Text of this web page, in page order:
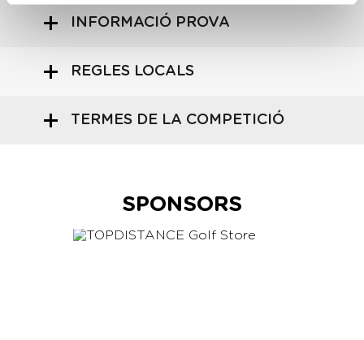
INFORMACIÓ PROVA
REGLES LOCALS
TERMES DE LA COMPETICIÓ
SPONSORS